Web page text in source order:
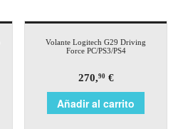
Volante Logitech G29 Driving
Force PC/PS3/PS4
270,90€
Añadir al carrito